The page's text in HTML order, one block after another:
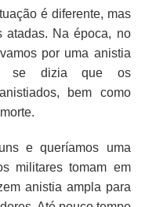
é diferente, mas
atadas. Na época, no
por uma anistia
se dizia que os
bem como
e queríamos uma
militares tomam em
anistia ampla para